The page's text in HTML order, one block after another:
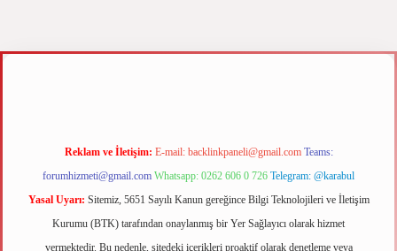
m elexbet
Reklam ve İletişim: E-mail: backlinkpaneli@gmail.com Teams:
forumhizmeti@gmail.com Whatsapp: 0262 606 0 726 Telegram: @karabul
Yasal Uyarı: Sitemiz, 5651 Sayılı Kanun gereğince Bilgi Teknolojileri ve İletişim
Kurumu (BTK) tarafından onaylanmış bir Yer Sağlayıcı olarak hizmet
vermektedir. Bu nedenle, sitedeki içerikleri proaktif olarak denetleme veya